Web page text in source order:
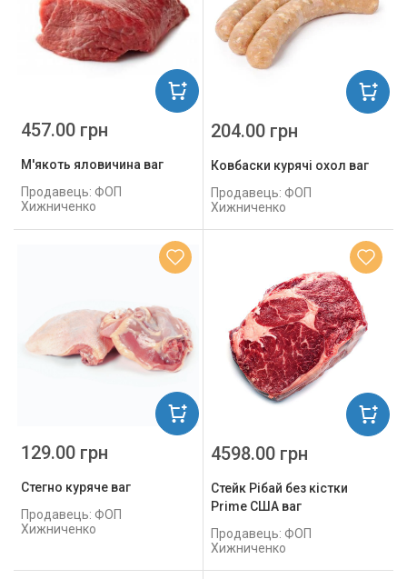
М'якоть яловичина ваг
Продавець: ФОП
Хижниченко
457.00 грн
Ковбаски курячі охол ваг
Продавець: ФОП
Хижниченко
204.00 грн
Стегно куряче ваг
Продавець: ФОП
Хижниченко
129.00 грн
Стейк Рібай без кістки
Prime США ваг
Продавець: ФОП
Хижниченко
4598.00 грн